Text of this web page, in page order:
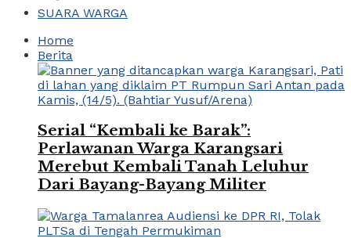
SUARA WARGA
Home
Berita
Serial “Kembali ke Barak”:
Perlawanan Warga Karangsari
Merebut Kembali Tanah Leluhur
Dari Bayang-Bayang Militer